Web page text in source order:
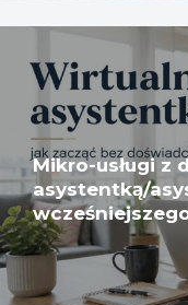
Mikro-usługi z
asystentką/